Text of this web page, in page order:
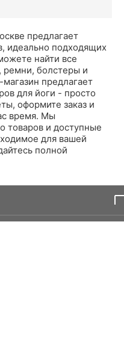
предлагает
идеально подходящих
найти все
ремни, болстеры и
предлагает
для йоги - просто
оформите заказ и
время. Мы
товаров и доступные
для вашей
полной